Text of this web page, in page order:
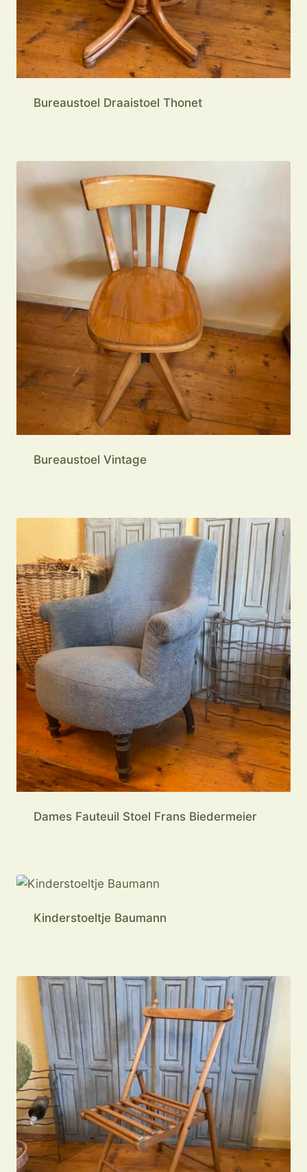
Bureaustoel Draaistoel Thonet
Bureaustoel Vintage
Dames Fauteuil Stoel Frans Biedermeier
Kinderstoeltje Baumann